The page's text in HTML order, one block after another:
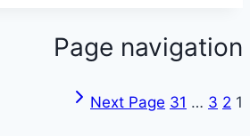
Page navigation
1
2
3
…
31
Next Page